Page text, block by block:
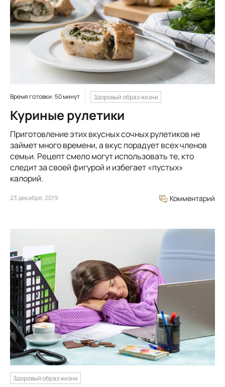
Время готовки: 50 минут Здоровый образ жизни
Куриные рулетики
Приготовление этих вкусных сочных рулетиков не
займет много времени, а вкус порадует всех членов
семьи. Рецепт смело могут использовать те, кто
следит за своей фигурой и избегает «пустых»
калорий.
23 декабря, 2019 Комментарий
Здоровый образ жизни